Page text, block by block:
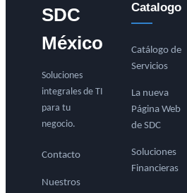
SDC
México
Soluciones
integrales de TI
para tu
negocio.
Contacto
Nuestros
Catalogo
Catálogo de
Servicios
La nueva
Página Web
de SDC
Soluciones
Financieras